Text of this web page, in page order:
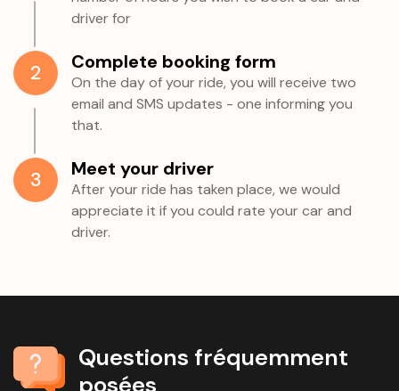
driver for
2 Complete booking form
On the day of your ride, you will receive two
email and SMS updates - one informing you
that.
3 Meet your driver
After your ride has taken place, we would
appreciate it if you could rate your car and
driver.
Questions fréquemment
posées